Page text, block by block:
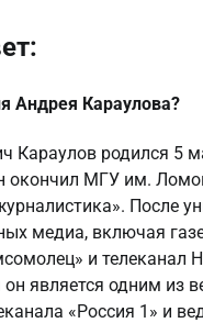
Андрея Караулова?
Караулов родился 5
окончил МГУ им.
После
медиа, включая
и телеканал
является одним из
«Россия 1» и